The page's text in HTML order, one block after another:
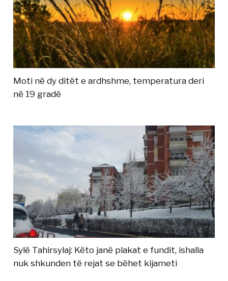
Moti në dy ditët e ardhshme, temperatura deri
në 19 gradë
Sylë Tahirsylaj: Këto janë plakat e fundit, ishalla
nuk shkunden të rejat se bëhet kijameti